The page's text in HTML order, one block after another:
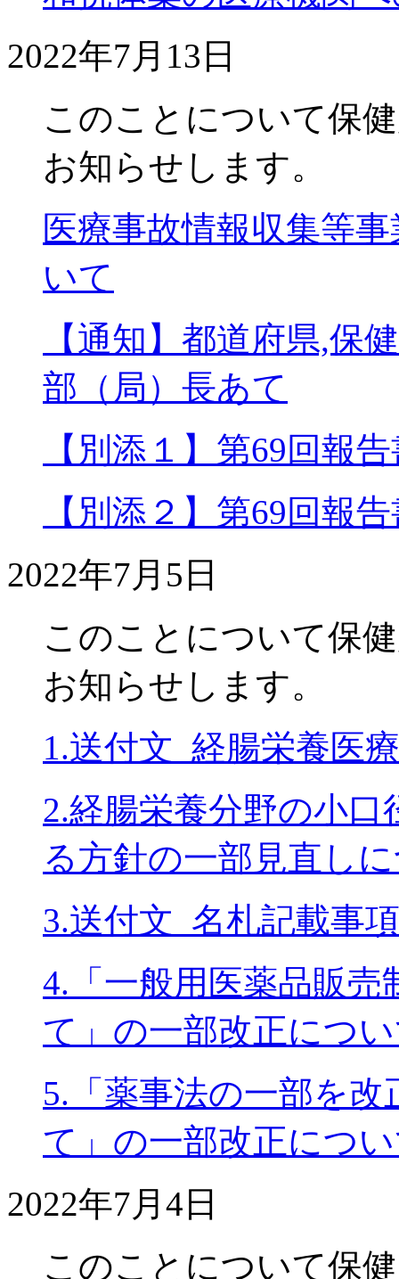
2022年7月13日
このことについて保
お知らせします。
医療事故情報収集等
いて
【通知】都道府県,保
部（局）長あて
【別添１】第69回報
【別添２】第69回報
2022年7月5日
このことについて保
お知らせします。
1.送付文_経腸栄養医
2.経腸栄養分野の小
る方針の一部見直し
3.送付文_名札記載事
4.「一般用医薬品販
て」の一部改正につ
5.「薬事法の一部を
て」の一部改正につ
2022年7月4日
このことについて保